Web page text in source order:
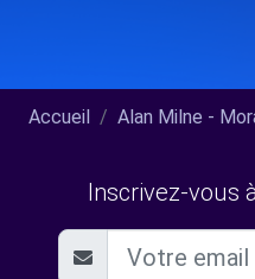
Accueil Alan Milne -
Inscrivez-vous